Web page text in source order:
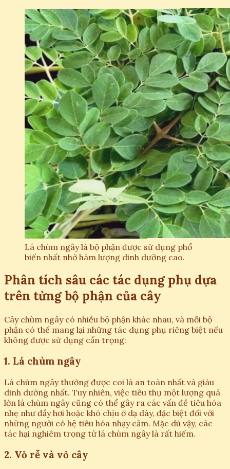
Lá chùm ngây là bộ phận được sử dụng phổ
biến nhất nhờ hàm lượng dinh dưỡng cao.
Phân tích sâu các tác dụng phụ dựa
trên từng bộ phận của cây
Cây chùm ngây có nhiều bộ phận khác nhau, và mỗi bộ
phận có thể mang lại những tác dụng phụ riêng biệt nếu
không được sử dụng cẩn trọng:
1. Lá chùm ngây
Lá chùm ngây thường được coi là an toàn nhất và giàu
dinh dưỡng nhất. Tuy nhiên, việc tiêu thụ một lượng quá
lớn lá chùm ngây cũng có thể gây ra các vấn đề tiêu hóa
nhẹ như đầy hơi hoặc khó chịu ở dạ dày, đặc biệt đối với
những người có hệ tiêu hóa nhạy cảm. Mặc dù vậy, các
tác hại nghiêm trọng từ lá chùm ngây là rất hiếm.
2. Vỏ rễ và vỏ cây